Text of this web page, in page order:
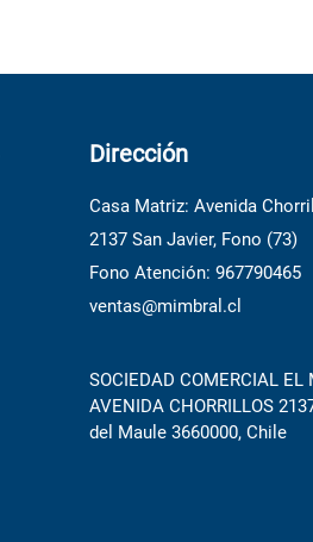
Dirección
Casa Matriz: Avenida
2137 San Javier, Fono (73)
Fono Atención: 967790465
ventas@mimbral.cl
SOCIEDAD COMERCIAL
AVENIDA CHORRILLOS
del Maule 3660000, Chile